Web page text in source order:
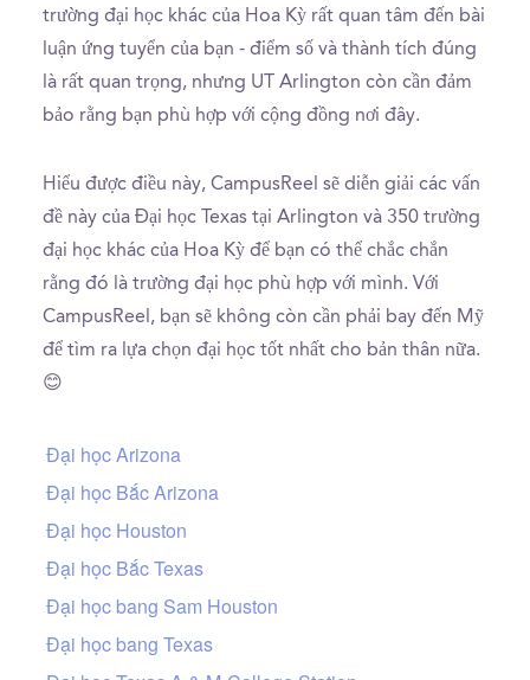
trường đại học khác của Hoa Kỳ rất quan tâm đến bài
luận ứng tuyển của bạn - điểm số và thành tích đúng
là rất quan trọng, nhưng UT Arlington còn cần đảm
bảo rằng bạn phù hợp với cộng đồng nơi đây.
Hiểu được điều này, CampusReel sẽ diễn giải các vấn
đề này của Đại học Texas tại Arlington và 350 trường
đại học khác của Hoa Kỳ để bạn có thể chắc chắn
rằng đó là trường đại học phù hợp với mình. Với
CampusReel, bạn sẽ không còn cần phải bay đến Mỹ
để tìm ra lựa chọn đại học tốt nhất cho bản thân nữa.
😊
Đại học Arizona
Đại học Bắc Arizona
Đại học Houston
Đại học Bắc Texas
Đại học bang Sam Houston
Đại học bang Texas